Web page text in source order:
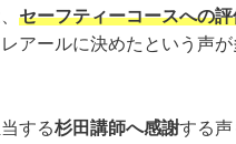
セーフティーコースへの評
アールに決めたという声が
する杉田講師へ感謝する